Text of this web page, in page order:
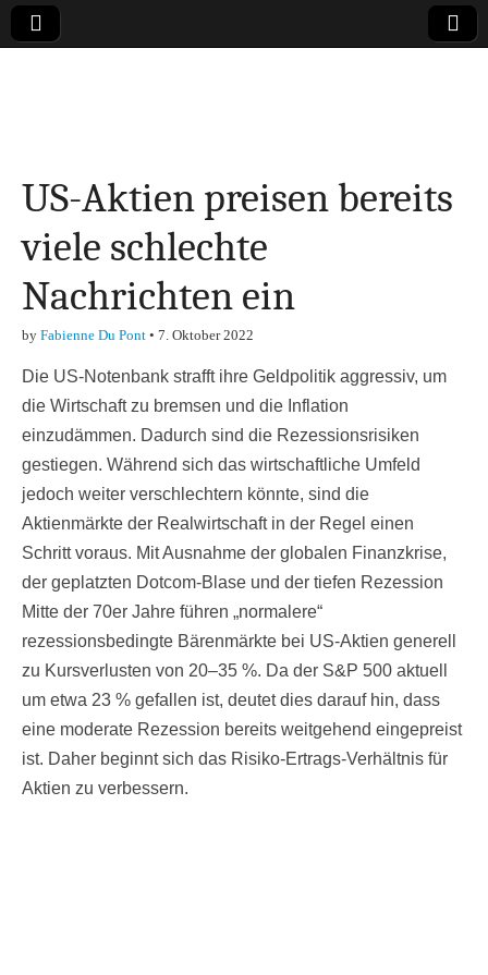
Finanzen,
Marketing-, Vertrieb-
& Investment-Tipps
US-Aktien preisen bereits
viele schlechte
Nachrichten ein
by Fabienne Du Pont • 7. Oktober 2022
Die US-Notenbank strafft ihre Geldpolitik aggressiv, um
die Wirtschaft zu bremsen und die Inflation
einzudämmen. Dadurch sind die Rezessionsrisiken
gestiegen. Während sich das wirtschaftliche Umfeld
jedoch weiter verschlechtern könnte, sind die
Aktienmärkte der Realwirtschaft in der Regel einen
Schritt voraus. Mit Ausnahme der globalen Finanzkrise,
der geplatzten Dotcom-Blase und der tiefen Rezession
Mitte der 70er Jahre führen „normalere“
rezessionsbedingte Bärenmärkte bei US-Aktien generell
zu Kursverlusten von 20–35 %. Da der S&P 500 aktuell
um etwa 23 % gefallen ist, deutet dies darauf hin, dass
eine moderate Rezession bereits weitgehend eingepreist
ist. Daher beginnt sich das Risiko-Ertrags-Verhältnis für
Aktien zu verbessern.